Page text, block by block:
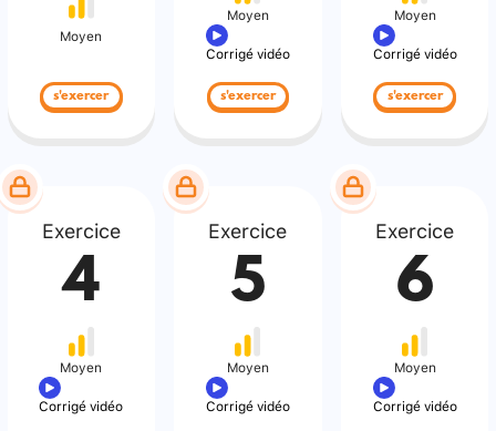
Moyen
s'exercer
Moyen
Corrigé vidéo
s'exercer
Moyen
Corrigé vidéo
s'exercer
Exercice
4
Moyen
Corrigé vidéo
Exercice
5
Moyen
Corrigé vidéo
Exercice
6
Moyen
Corrigé vidéo